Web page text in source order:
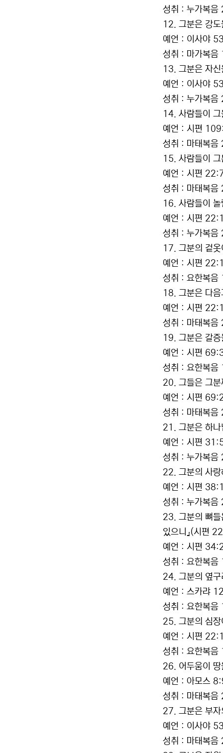
성취 : 누가복
12. 그분은 강도
예언 : 이사야
성취 : 마가복
13. 그분은 자신
예언 : 이사야
성취 : 누가복
14. 사람들이
예언 : 시편
성취 : 마태복
15. 사람들이
예언 : 시편
성취 : 마태복
16. 사람들이
예언 : 시편
성취 : 누가복
17. 그분의 겉옷
예언 : 시편
성취 : 요한복
18. 그분은 다음
예언 : 시편
성취 : 마태복
19. 그분은 갈
예언 : 시편
성취 : 요한복
20. 그들은 그분
예언 : 시편
성취 : 마태복
21. 그분은 하나
예언 : 시편
성취 : 누가복
22. 그분의 사랑
예언 : 시편
성취 : 누가복
23. 그분의 뼈들
있으니』(시편
예언 : 시편
성취 : 요한복
24. 그분의 옆
예언 : 스카랴
성취 : 요한복
25. 그분의 심
예언 : 시편
성취 : 요한복
26. 어두움이
예언 : 아모스
성취 : 마태복
27. 그분은 부자
예언 : 이사야
성취 : 마태복